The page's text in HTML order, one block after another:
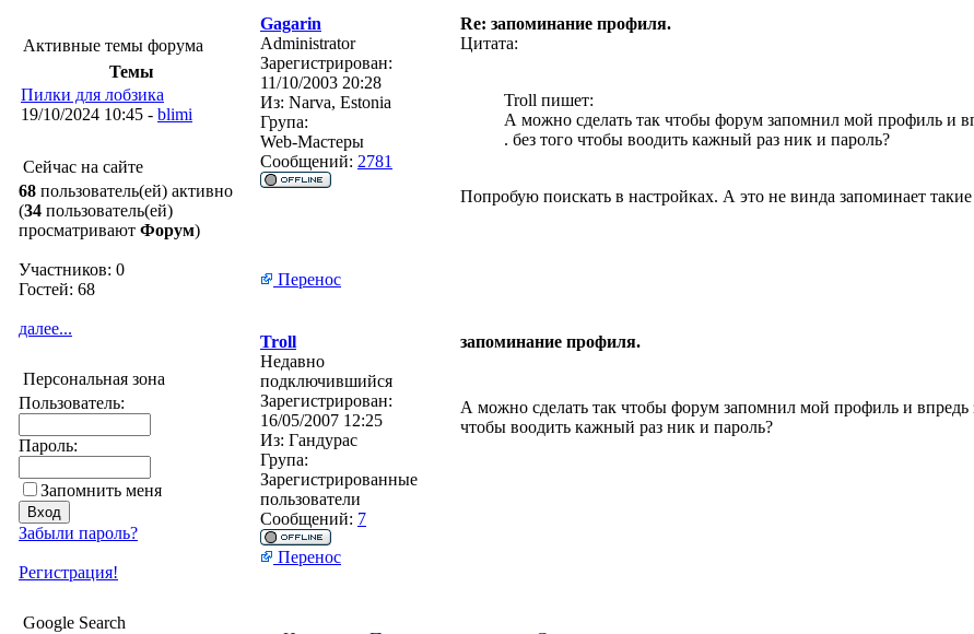
Активные темы форума
Темы
Пилки для лобзика
19/10/2024 10:45 - blimi
Сейчас на сайте
68 пользователь(ей) активно
(34 пользователь(ей)
просматривают Форум)
Участников: 0
Гостей: 68
далее...
Персональная зона
Пользователь:
Пароль:
Запомнить меня
Забыли пароль?
Регистрация!
Google Search
Gagarin Re: запоминание профиля.
Administrator
Зарегистрирован:
11/10/2003 20:28
Из: Narva, Estonia
Група:
Web-Мастеры
Сообщений: 2781
Цитата:
Troll пишет:
А можно сделать так чтобы форум запомнил мой профиль и
. без того чтобы воодить кажный раз ник и пароль?
Попробую поискать в настройках. А это не винда запоминает
Перенос
Troll запоминание профиля.
Недавно
подключившийся
Зарегистрирован:
16/05/2007 12:25
Из: Гандурас
Група:
Зарегистрированные
пользователи
Сообщений: 7
А можно сделать так чтобы форум запомнил мой профиль и впредь
чтобы воодить кажный раз ник и пароль?
Перенос